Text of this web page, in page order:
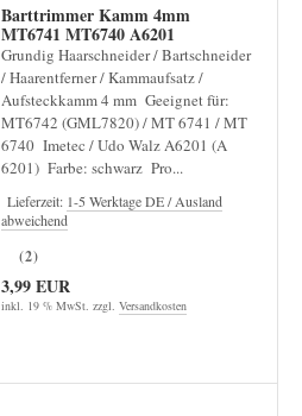
Barttrimmer Kamm 4mm
MT6741 MT6740 A6201
Grundig Haarschneider / Bartschneider
/ Haarentferner / Kammaufsatz /
Aufsteckkamm 4 mm Geeignet für:
MT6742 (GML7820) / MT 6741 / MT
6740 Imetec / Udo Walz A6201 (A
6201) Farbe: schwarz Pro...
Lieferzeit: 1-5 Werktage DE / Ausland
abweichend
(2)
3,99 EUR
inkl. 19 % MwSt. zzgl. Versandkosten